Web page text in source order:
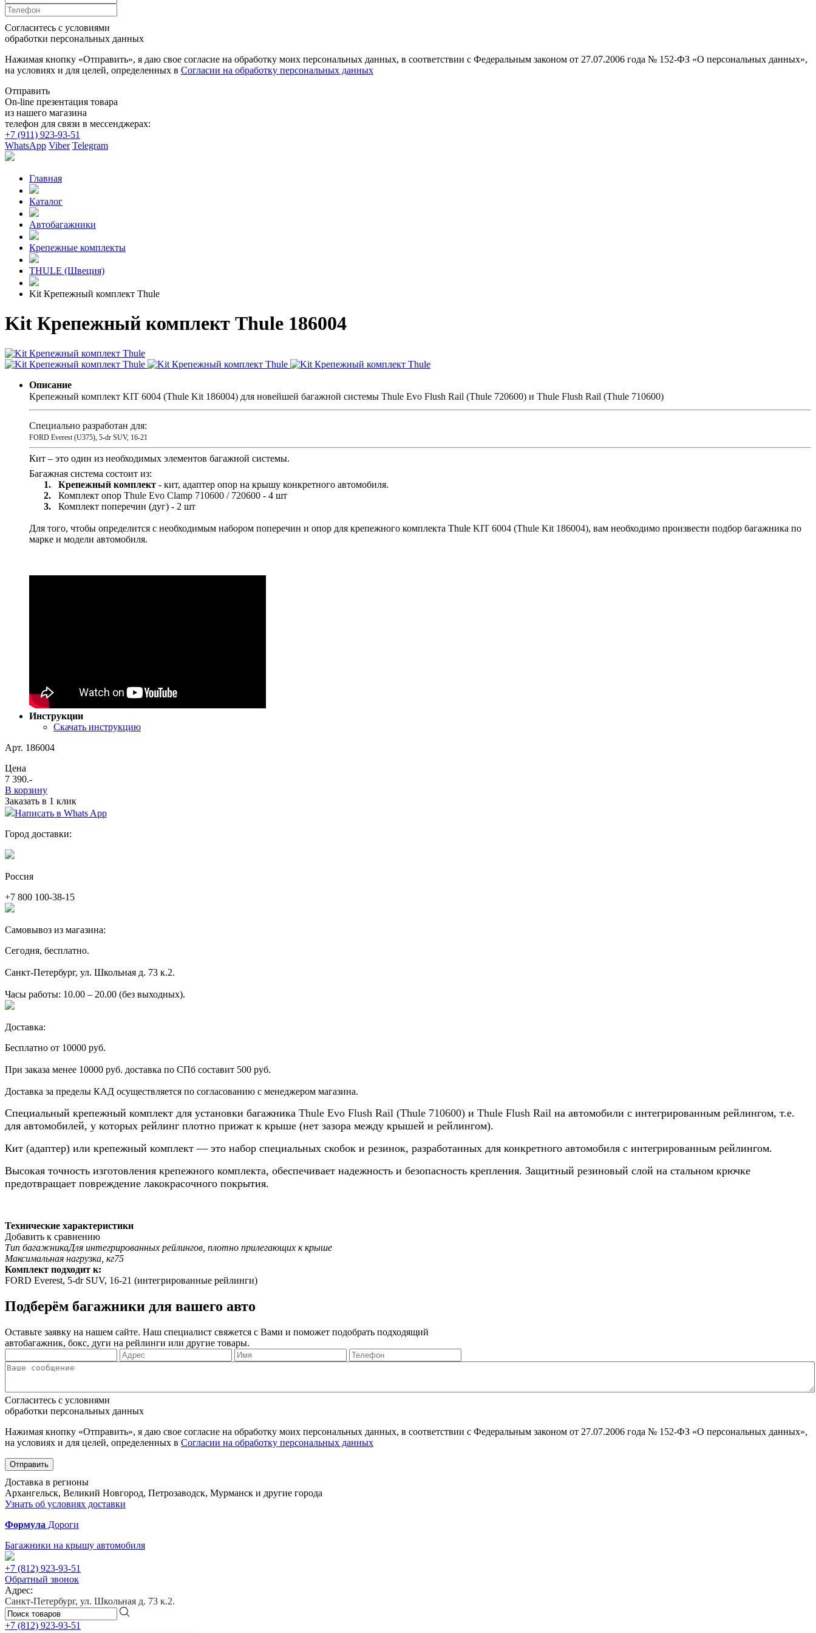
Согласитесь с условиями
обработки персональных данных
Нажимая кнопку «Отправить», я даю свое согласие на обработку моих персональных данных, в соответствии с Федеральным законом от 27.07.2006 года № 152-ФЗ «О персональных данных»,
на условиях и для целей, определенных в Согласии на обработку персональных данных
Отправить
On-line презентация товара
из нашего магазина
телефон для связи в мессенджерах:
+7 (911) 923-93-51
WhatsApp Viber Telegram
Главная
Каталог
Автобагажники
Крепежные комплекты
THULE (Швеция)
Kit Крепежный комплект Thule
Kit Крепежный комплект Thule 186004
Описание
Крепежный комплект KIT 6004 (Thule Kit 186004) для новейшей багажной системы Thule Evo Flush Rail (Thule 720600) и Thule Flush Rail (Thule 710600)
Специально разработан для:
FORD Everest (U375), 5-dr SUV, 16-21
Кит – это один из необходимых элементов багажной системы.
Багажная система состоит из:
1.
Крепежный комплект - кит, адаптер опор на крышу конкретного автомобиля.
2.
Комплект опор Thule Evo Clamp 710600 / 720600 - 4 шт
3.
Комплект поперечин (дуг) - 2 шт
Для того, чтобы определится с необходимым набором поперечин и опор для крепежного комплекта Thule KIT 6004 (Thule Kit 186004), вам необходимо произвести подбор багажника по
марке и модели автомобиля.
Инструкции
Скачать инструкцию
Арт. 186004
Цена
7 390.-
В корзину
Заказать в 1 клик
Написать в Whats App
Город доставки:
Россия
+7 800 100-38-15
Самовывоз из магазина:
Сегодня, бесплатно.
Санкт-Петербург, ул. Школьная д. 73 к.2.
Часы работы: 10.00 – 20.00 (без выходных).
Доставка:
Бесплатно от 10000 руб.
При заказа менее 10000 руб. доставка по СПб составит 500 руб.
Доставка за пределы КАД осуществляется по согласованию с менеджером магазина.
Специальный крепежный комплект для установки багажника Thule Evo Flush Rail (Thule 710600) и Thule Flush Rail на автомобили с интегрированным рейлингом, т.е.
для автомобилей, у которых рейлинг плотно прижат к крыше (нет зазора между крышей и рейлингом).
Кит (адаптер) или крепежный комплект — это набор специальных скобок и резинок, разработанных для конкретного автомобиля с интегрированным рейлингом.
Высокая точность изготовления крепежного комплекта, обеспечивает надежность и безопасность крепления. Защитный резиновый слой на стальном крючке
предотвращает повреждение лакокрасочного покрытия.
Технические характеристики
Добавить к сравнению
Тип багажникаДля интегрированных рейлингов, плотно прилегающих к крыше
Максимальная нагрузка, кг75
Комплект подходит к:
FORD Everest, 5-dr SUV, 16-21 (интегрированные рейлинги)
Подберём багажники для вашего авто
Оставьте заявку на нашем сайте. Наш специалист свяжется с Вами и поможет подобрать подходящий
автобагажник, бокс, дуги на рейлинги или другие товары.
Согласитесь с условиями
обработки персональных данных
Нажимая кнопку «Отправить», я даю свое согласие на обработку моих персональных данных, в соответствии с Федеральным законом от 27.07.2006 года № 152-ФЗ «О персональных данных»,
на условиях и для целей, определенных в Согласии на обработку персональных данных
Отправить
Доставка в регионы
Архангельск, Великий Новгород, Петрозаводск, Мурманск и другие города
Узнать об условиях доставки
Формула Дороги
Багажники на крышу автомобиля
+7 (812) 923-93-51
Обратный звонок
Адрес:
Санкт-Петербург, ул. Школьная д. 73 к.2.
+7 (812) 923-93-51